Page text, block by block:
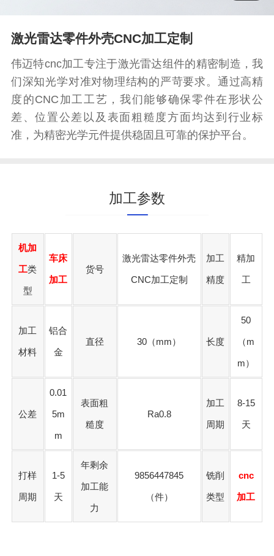
激光雷达零件外壳CNC加工定制
伟迈特cnc加工专注于激光雷达组件的精密制造，我
们深知光学对准对物理结构的严苛要求。通过高精
度的CNC加工工艺，我们能够确保零件在形状公
差、位置公差以及表面粗糙度方面均达到行业标
准，为精密光学元件提供稳固且可靠的保护平台。
加工参数
机加
工类
型
车床
加工
货号
激光雷达零件外壳
CNC加工定制
加工
精度
精加
工
加工
材料
铝合
金
直径 30（mm） 长度
50
（m
m）
公差
0.01
5m
m
表面粗
糙度
Ra0.8
加工
周期
8-15
天
打样
周期
1-5
天
年剩余
加工能
力
9856447845
（件）
铣削
类型
cnc
加工